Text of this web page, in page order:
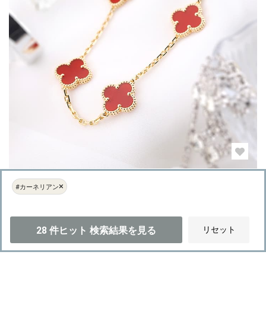
#カーネリアン×
28 件ヒット 検索結果を見る リセット
USED
Van Cleef & Arpels ヴァン クリーフ&アーペル その他 ヴィンテー
SOLD OUT
#ジュエリー #ネックレス #Van Cleef & Arpels
#カーネリアン
#クローバー
#イエローゴールド #42.0cm